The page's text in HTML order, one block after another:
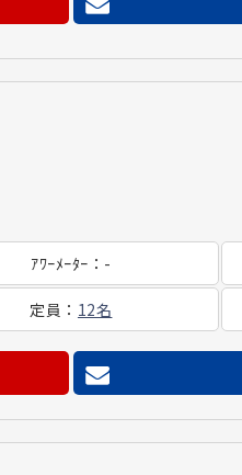
ｱﾜｰﾒｰﾀｰ ： -
定員 ： 12名